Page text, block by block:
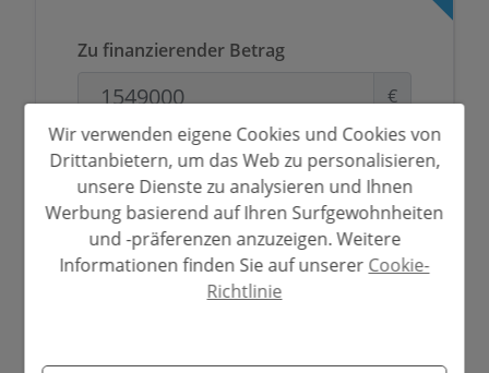
Zu finanzierender Betrag
€
Abschreibungszeitraum
Jahre
Zinssatz
Wir verwenden eigene Cookies und Cookies von
Drittanbietern, um das Web zu personalisieren,
unsere Dienste zu analysieren und Ihnen
Werbung basierend auf Ihren Surfgewohnheiten
und -präferenzen anzuzeigen. Weitere
Informationen finden Sie auf unserer Cookie-
Richtlinie